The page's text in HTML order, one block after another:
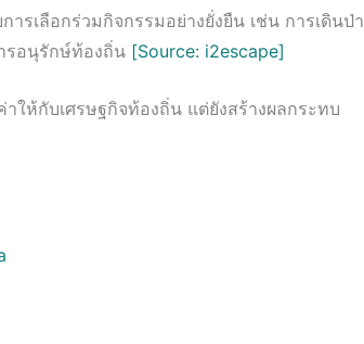
รเลือกร่วมกิจกรรมอย่างยั่งยืน เช่น การเดินป่า
รอนุรักษ์ท้องถิ่น [Source: i2escape]
ให้กับเศรษฐกิจท้องถิ่น แต่ยังสร้างผลกระทบ